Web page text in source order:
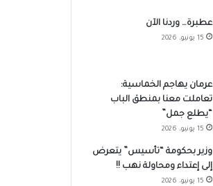
عطبرة… وردنا الآن
15 يونيو، 2026
عرمان يهاجم الخماسية:
تعاملت معنا بمنطق الباب
“يطلع جمل”
15 يونيو، 2026
وزير بحكومة “تأسيس” يتعرض
إلى إعتداء ومحاولة نهب !!
15 يونيو، 2026